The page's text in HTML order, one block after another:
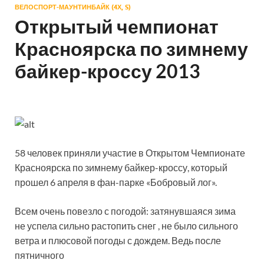
ВЕЛОСПОРТ-МАУНТИНБАЙК (4Х, S)
Открытый чемпионат
Красноярска по зимнему
байкер-кроссу 2013
58 человек приняли участие в Открытом Чемпионате
Красноярска по зимнему байкер-кроссу, который
прошел 6 апреля в фан-парке «Бобровый лог».
Всем очень повезло с погодой: затянувшаяся зима
не успела сильно растопить снег , не было сильного
ветра и плюсовой погоды с дождем. Ведь после
пятничного